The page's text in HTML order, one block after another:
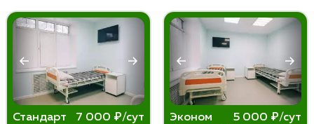
изменение образа жизни. Раннее обращение
специалистов увеличивает шансы на успешное
выздоровление.
Стандарт 7 000 ₽/сут Эконом 5 000 ₽/сут